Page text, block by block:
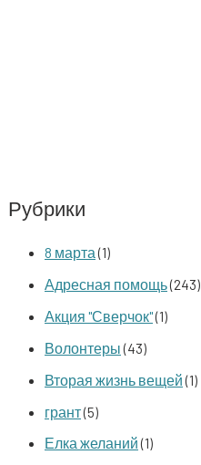
Рубрики
8 марта(1)
Адресная помощь(243)
Акция "Сверчок"(1)
Волонтеры(43)
Вторая жизнь вещей(1)
грант(5)
Елка желаний(1)